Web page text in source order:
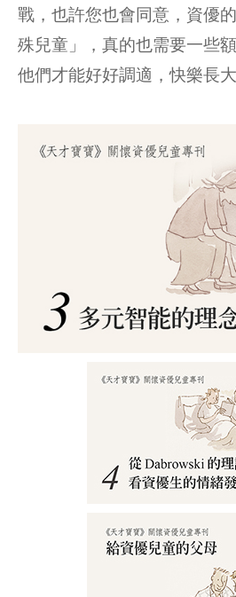
戰，也許您也會同意，資優
殊兒童」，真的也需要一些
他們才能好好調適，快樂長大